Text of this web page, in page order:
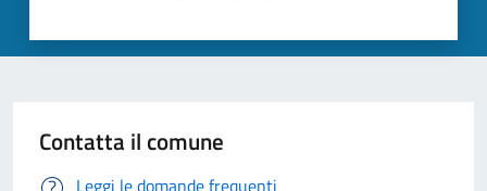
Contatta il comune
Leggi le domande frequenti